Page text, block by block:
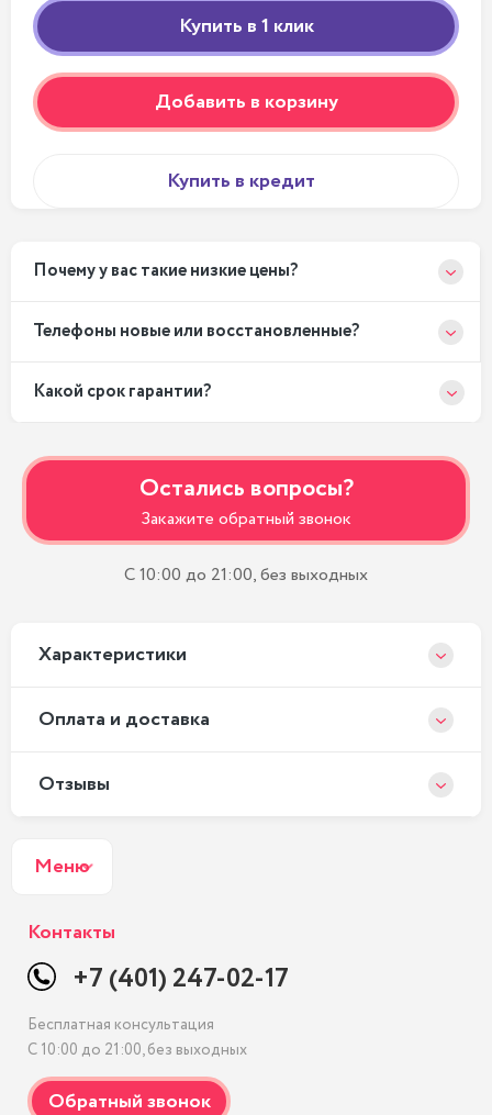
Добавить в корзину
Купить в кредит
Почему у вас такие низкие цены?
Телефоны новые или восстановленные?
Какой срок гарантии?
Остались вопросы?
Закажите обратный звонок
С 10:00 до 21:00, без выходных
Xарактеристики
Оплата и доставка
Отзывы
Меню
Контакты
+7 (401) 247-02-17
Бесплатная консультация
С 10:00 до 21:00, без выходных